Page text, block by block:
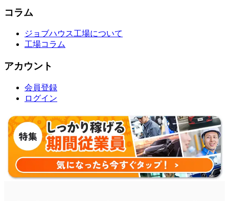
コラム
ジョブハウス工場について
工場コラム
アカウント
会員登録
ログイン